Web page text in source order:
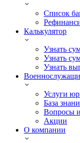
Список
Калькулятор
Узнать
Узнать
Узнать
Услуги
База
Вопросы
Акции
О компании